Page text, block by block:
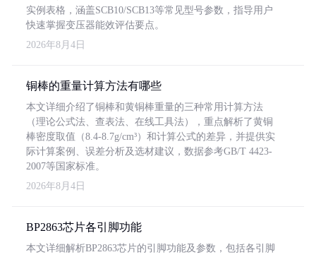
实例表格，涵盖SCB10/SCB13等常见型号参数，指导用户
快速掌握变压器能效评估要点。
2026年8月4日
铜棒的重量计算方法有哪些
本文详细介绍了铜棒和黄铜棒重量的三种常用计算方法
（理论公式法、查表法、在线工具法），重点解析了黄铜
棒密度取值（8.4-8.7g/cm³）和计算公式的差异，并提供实
际计算案例、误差分析及选材建议，数据参考GB/T 4423-
2007等国家标准。
2026年8月4日
BP2863芯片各引脚功能
本文详细解析BP2863芯片的引脚功能及参数，包括各引脚